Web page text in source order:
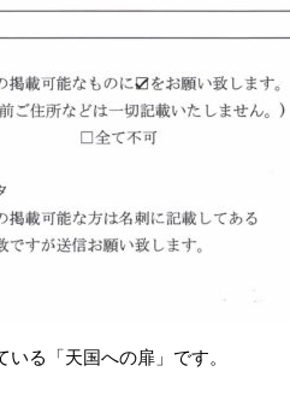
る「天国への扉」です。